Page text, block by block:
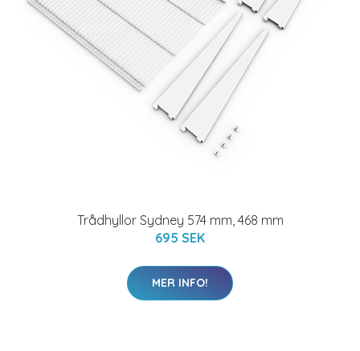
Trådhyllor Sydney 574 mm, 468 mm
695 SEK
MER INFO!